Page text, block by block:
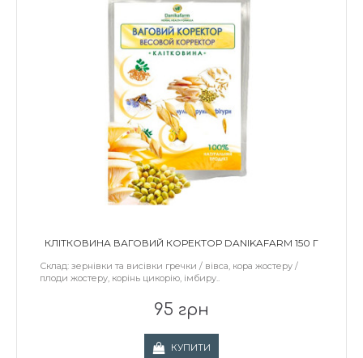
КЛІТКОВИНА ВАГОВИЙ КОРЕКТОР DANIKAFARM 150 Г
Склад: зернівки та висівки гречки / вівса, кора жостеру /
плоди жостеру, корінь цикорію, імбиру..
95 грн
КУПИТИ